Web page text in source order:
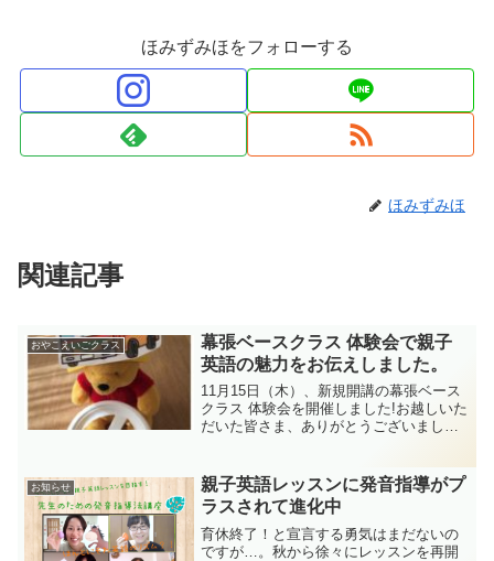
ほみずみほをフォローする
ほみずみほ
関連記事
おやこえいごクラス
幕張ベースクラス 体験会で親子
英語の魅力をお伝えしました。
11月15日（木）、新規開講の幕張ベース
クラス 体験会を開催しました!お越しいた
だいた皆さま、ありがとうございました!
た。
お知らせ
親子英語レッスンに発音指導がプ
ラスされて進化中
育休終了！と宣言する勇気はまだないの
ですが…。秋から徐々にレッスンを再開